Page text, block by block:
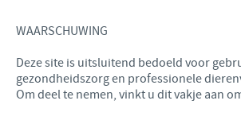
WAARSCHUWING
Deze site is uitsluitend bedoeld voor
gezondheidszorg en professionele
Om deel te nemen, vinkt u dit vakje aan